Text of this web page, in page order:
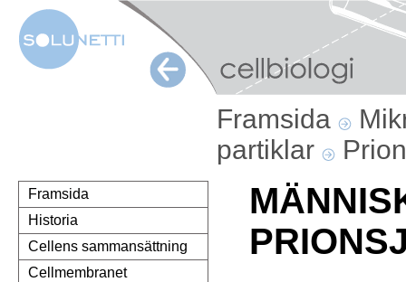
Framsida
partiklar
Framsida
Historia
Cellens sammansättning
Cellmembranet